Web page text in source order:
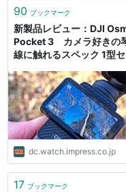
90 ブックマーク
新製品レビュー：DJI
Pocket 3 カメラ好きの
線に触れるスペック 1型セ
dc.watch.impress.co.jp
17 ブックマーク